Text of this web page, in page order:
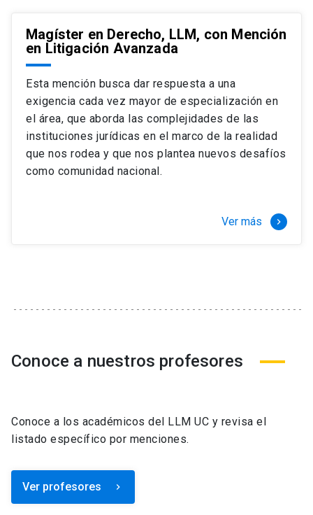
Magíster en Derecho, LLM, con Mención
en Litigación Avanzada
Esta mención busca dar respuesta a una
exigencia cada vez mayor de especialización en
el área, que aborda las complejidades de las
instituciones jurídicas en el marco de la realidad
que nos rodea y que nos plantea nuevos desafíos
como comunidad nacional.
Ver más keyboard_arrow_right
Conoce a nuestros profesores
Conoce a los académicos del LLM UC y revisa el
listado específico por menciones.
Ver profesores keyboard_arrow_right